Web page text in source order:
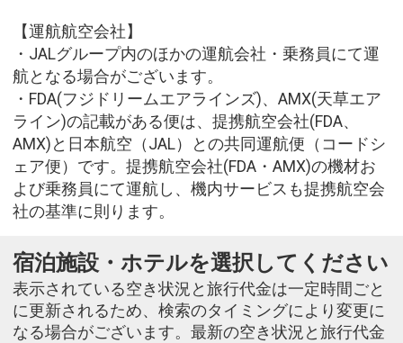
【運航航空会社】
・JALグループ内のほかの運航会社・乗務員にて運
航となる場合がございます。
・FDA(フジドリームエアラインズ)、AMX(天草エア
ライン)の記載がある便は、提携航空会社(FDA、
AMX)と日本航空（JAL）との共同運航便（コードシ
ェア便）です。提携航空会社(FDA・AMX)の機材お
よび乗務員にて運航し、機内サービスも提携航空会
社の基準に則ります。
宿泊施設・ホテルを選択してください
表示されている空き状況と旅行代金は一定時間ごと
に更新されるため、検索のタイミングにより変更に
なる場合がございます。最新の空き状況と旅行代金